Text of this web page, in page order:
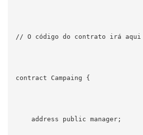
// O código do contrato irá aqui
contract Campaing {
address public manager;